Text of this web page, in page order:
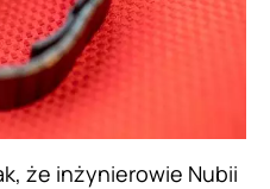
że inżynierowie Nubii